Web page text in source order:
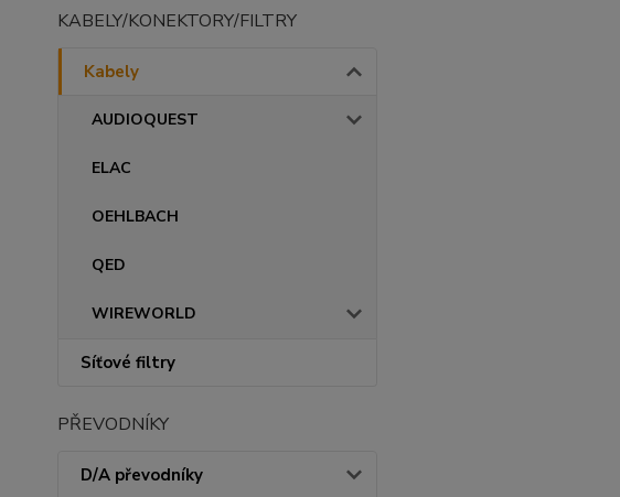
KABELY/KONEKTORY/FILTRY
Kabely
AUDIOQUEST
ELAC
OEHLBACH
QED
WIREWORLD
Síťové filtry
PŘEVODNÍKY
D/A převodníky